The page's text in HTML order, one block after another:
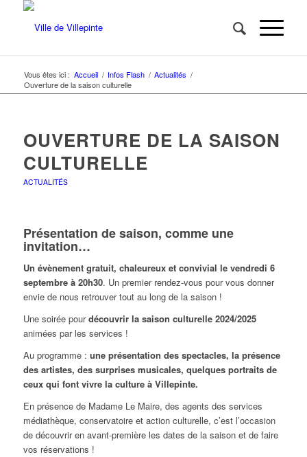
Vous êtes ici : Accueil / Infos Flash / Actualités /
Ouverture de la saison culturelle
OUVERTURE DE LA SAISON
CULTURELLE
ACTUALITÉS
Présentation de saison, comme une
invitation…
Un évènement gratuit, chaleureux et convivial le vendredi 6
septembre à 20h30. Un premier rendez-vous pour vous donner
envie de nous retrouver tout au long de la saison !
Une soirée pourdécouvrir la saison culturelle 2024/2025
animées par les services !
Au programme : une présentation des spectacles, la présence
des artistes, des surprises musicales, quelques portraits de
ceux qui font vivre la culture à Villepinte.
En présence de Madame Le Maire, des agents des services
médiathèque, conservatoire et action culturelle, c’est l’occasion
de découvrir en avant-première les dates de la saison et de faire
vos réservations !